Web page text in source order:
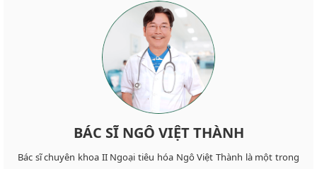
BÁC SĨ NGÔ VIỆT THÀNH
Bác sĩ chuyên khoa II Ngoại tiêu hóa Ngô Việt Thành là một trong